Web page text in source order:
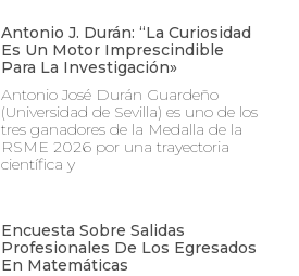
Antonio J. Durán: “La Curiosidad
Es Un Motor Imprescindible
Para La Investigación»
Antonio José Durán Guardeño
(Universidad de Sevilla) es uno de los
tres ganadores de la Medalla de la
RSME 2026 por una trayectoria
científica y
Encuesta Sobre Salidas
Profesionales De Los Egresados
En Matemáticas